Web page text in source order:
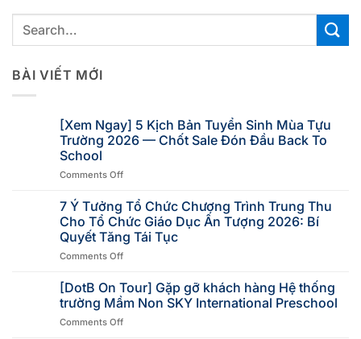
BÀI VIẾT MỚI
[Xem Ngay] 5 Kịch Bản Tuyển Sinh Mùa Tựu
Trường 2026 — Chốt Sale Đón Đầu Back To
School
Comments Off
7 Ý Tưởng Tổ Chức Chương Trình Trung Thu
Cho Tổ Chức Giáo Dục Ấn Tượng 2026: Bí
Quyết Tăng Tái Tục
Comments Off
[DotB On Tour] Gặp gỡ khách hàng Hệ thống
trường Mầm Non SKY International Preschool
Comments Off